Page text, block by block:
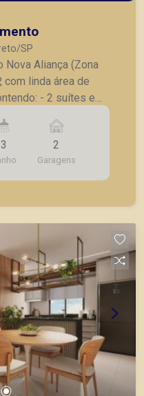
SP
Nova Aliança (Zona
com linda área de
suítes e
Cozinha; -
- Laje técnica; -2
3 2
Garagens